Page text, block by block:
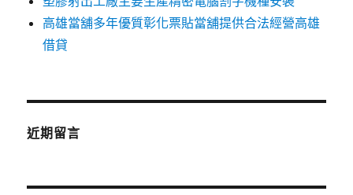
高雄當舖多年優質彰化票貼當舖提供合法經營高雄
借貸
近期留言